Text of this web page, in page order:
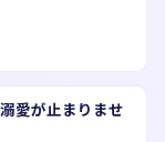
愛が止まりませ